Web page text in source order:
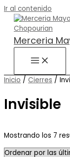
Ir al contenido
Merceria
Inicio / Cierres /
Invisible
Mostrando los 7